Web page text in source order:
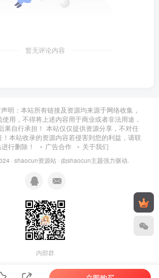
科堂】完善打印功能及产量统计分析
科堂】年度报表的查询及显示测试
科堂】如何给上位机软件解密授权
科堂】如何实现上位机软件自动锁屏
项目实战开发
堂】APP开发平台及整体框架介绍
台及整体框架介绍_.mp4 13.81M
堂】公用云服务器实现数据上传
堂】公用云服务器实现远程数据读取
实现远程数据读取_.mp4 23.48M
器环境搭建_.mp4 29.51M
堂】Visual Studio软件环境搭建
软件环境搭建_.mp4 23.72M
料.zip 6.76M
堂】项目登录窗体界面设计
码.zip 1.51M
堂】SQLite数据库部署过程
暂无评论内容
明：本站所有链接及资源均来源于网络收集，
用，不得将上述内容用于商业或者非法用途，
果自行承担！ 本站仅仅提供资源分享，不对任
本站收录的资源内容若侵害到您的利益，请联
行删除！
广告合作 关于我们
· shaocun资源站 · 由shaocun主题强力驱动.
内部群